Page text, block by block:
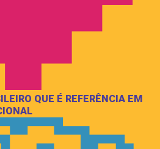
QUE É REFERÊNCIA EM